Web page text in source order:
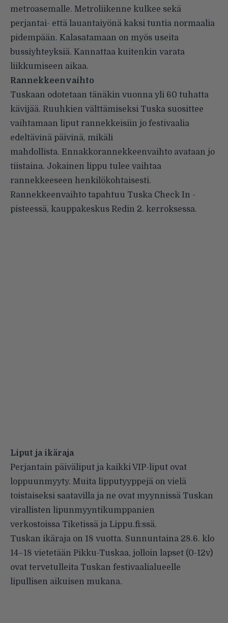
metroasemalle. Metroliikenne kulkee sekä
perjantai- että lauantaiyönä kaksi tuntia normaalia
pidempään. Kalasatamaan on myös useita
bussiyhteyksiä. Kannattaa kuitenkin varata
liikkumiseen aikaa.
Rannekkeenvaihto
Tuskaan odotetaan tänäkin vuonna yli 60 tuhatta
kävijää. Ruuhkien välttämiseksi Tuska suosittee
vaihtamaan liput rannekkeisiin jo festivaalia
edeltävinä päivinä, mikäli
mahdollista. Ennakkorannekkeenvaihto avataan jo
tiistaina. Jokainen lippu tulee vaihtaa
rannekkeeseen henkilökohtaisesti.
Rannekkeenvaihto tapahtuu Tuska Check In -
pisteessä, kauppakeskus Redin 2. kerroksessa.
Liput ja ikäraja
Perjantain päiväliput ja kaikki VIP-liput ovat
loppuunmyyty. Muita lipputyyppejä on vielä
toistaiseksi saatavilla ja ne ovat myynnissä Tuskan
virallisten lipunmyyntikumppanien
verkostoissa Tiketissä ja Lippu.fi:ssä.
Tuskan ikäraja on 18 vuotta. Sunnuntaina 28.6. klo
14–18 vietetään Pikku-Tuskaa, jolloin lapset (0-12v)
ovat tervetulleita Tuskan festivaalialueelle
lipullisen aikuisen mukana.